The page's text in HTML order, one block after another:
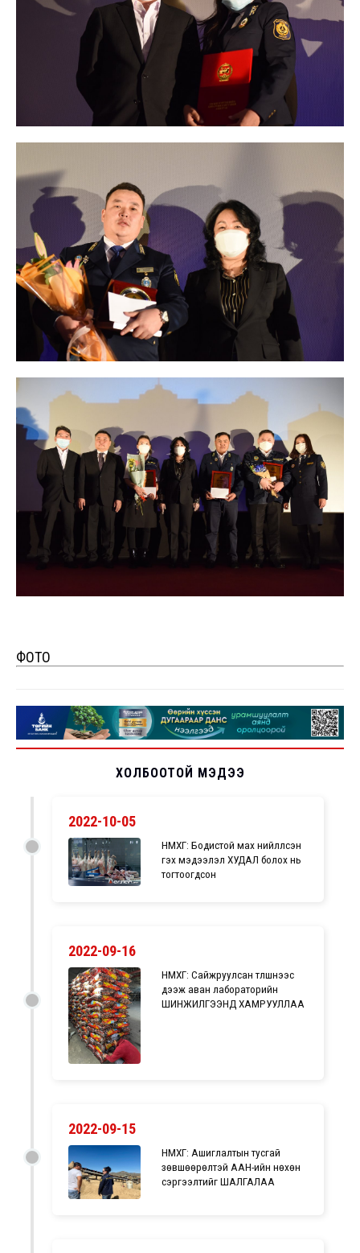
ФОТО
ХОЛБООТОЙ МЭДЭЭ
2022-10-05
НМХГ: Бодистой мах нийлүүлсэн
гэх мэдээлэл ХУДАЛ болох нь
тогтоогдсон
2022-09-16
НМХГ: Сайжруулсан түлшнээс
дээж аван лабораторийн
ШИНЖИЛГЭЭНД ХАМРУУЛЛАА
2022-09-15
НМХГ: Ашиглалтын тусгай
зөвшөөрөлтэй ААН-ийн нөхөн
сэргээлтийг ШАЛГАЛАА